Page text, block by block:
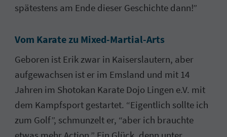
spätestens am Ende dieser Geschichte dann!”
Vom Karate zu Mixed-Martial-Arts
Geboren ist Erik zwar in Kaiserslautern, aber
aufgewachsen ist er im Emsland und mit 14
Jahren im Shotokan Karate Dojo Lingen e.V. mit
dem Kampfsport gestartet. “Eigentlich sollte ich
zum Golf”, schmunzelt er, “aber ich brauchte